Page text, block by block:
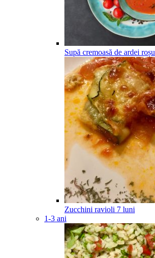
Supă cremoasă de ardei roșu
Zucchini ravioli 7 luni
1-3 ani